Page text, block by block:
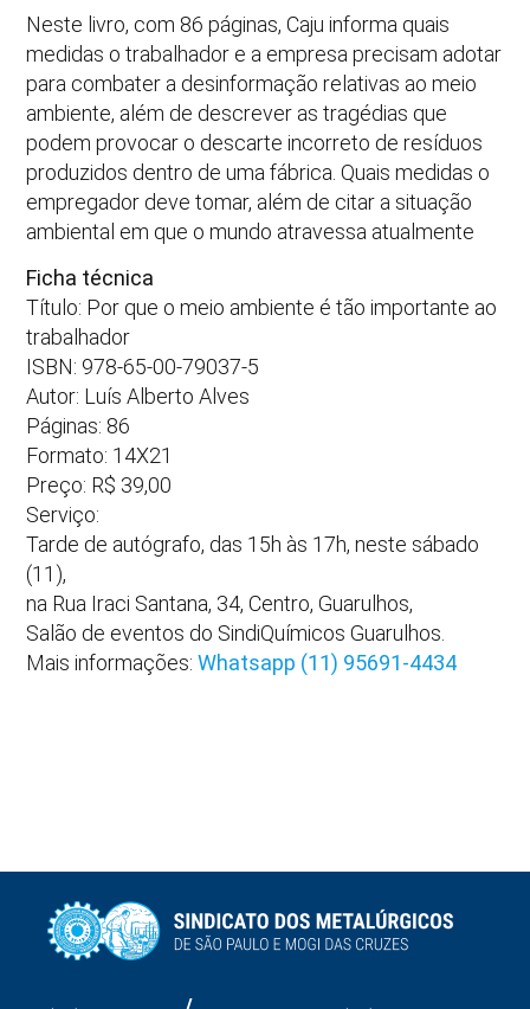
Neste livro, com 86 páginas, Caju informa quais
medidas o trabalhador e a empresa precisam adotar
para combater a desinformação relativas ao meio
ambiente, além de descrever as tragédias que
podem provocar o descarte incorreto de resíduos
produzidos dentro de uma fábrica. Quais medidas o
empregador deve tomar, além de citar a situação
ambiental em que o mundo atravessa atualmente
Ficha técnica
Título: Por que o meio ambiente é tão importante ao
trabalhador
ISBN: 978-65-00-79037-5
Autor: Luís Alberto Alves
Páginas: 86
Formato: 14X21
Preço: R$ 39,00
Serviço:
Tarde de autógrafo, das 15h às 17h, neste sábado
(11),
na Rua Iraci Santana, 34, Centro, Guarulhos,
Salão de eventos do SindiQuímicos Guarulhos.
Mais informações:Whatsapp (11) 95691-4434